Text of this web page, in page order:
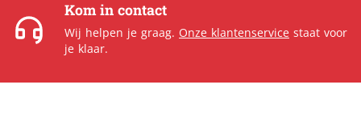
Kom in contact
Wij helpen je graag. Onze klantenservice staat voor
je klaar.